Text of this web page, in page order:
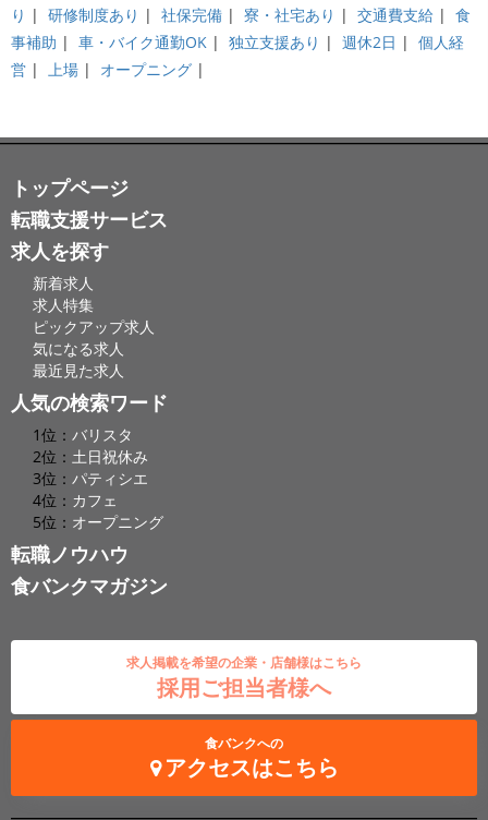
り | 研修制度あり | 社保完備 | 寮・社宅あり | 交通費支給 | 食
事補助 | 車・バイク通勤OK | 独立支援あり | 週休2日 | 個人経
営 | 上場 | オープニング |
トップページ
転職支援サービス
求人を探す
新着求人
求人特集
ピックアップ求人
気になる求人
最近見た求人
人気の検索ワード
1位： バリスタ
2位： 土日祝休み
3位： パティシエ
4位： カフェ
5位： オープニング
転職ノウハウ
食バンクマガジン
求人掲載を希望の企業・店舗様はこちら
採用ご担当者様へ
食バンクへの
アクセスはこちら